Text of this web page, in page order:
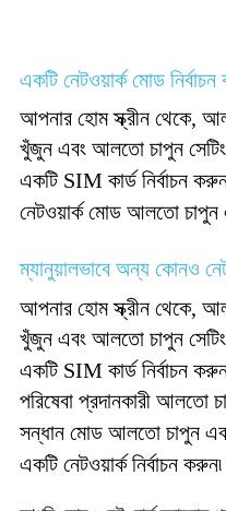
একটি নেটওয়ার্ক মোড
আপনার হোম স্ক্রীন থেকে,
খুঁজুন এবং আলতো চাপুন
একটি SIM কার্ড নির্বাচন
নেটওয়ার্ক মোড আলতো চাপুন
ম্যানুয়ালভাবে অন্য কোনও
আপনার হোম স্ক্রীন থেকে,
খুঁজুন এবং আলতো চাপুন
একটি SIM কার্ড নির্বাচন
পরিষেবা প্রদানকারী আলতো
সন্ধান মোড আলতো চাপুন এবং
একটি নেটওয়ার্ক নির্বাচন করুন৷